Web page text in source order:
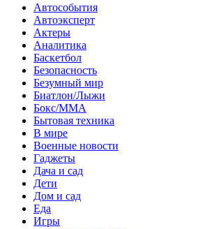
Автособытия
Автоэксперт
Актеры
Аналитика
Баскетбол
Безопасность
Безумный мир
Биатлон/Лыжи
Бокс/MMA
Бытовая техника
В мире
Военные новости
Гаджеты
Дача и сад
Дети
Дом и сад
Еда
Игры